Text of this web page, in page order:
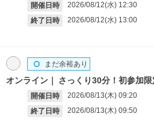
開催日時 2026/08/12(水) 12:30
終了日時
2026/08/12(水) 13:00
オンライン さっくり30分！初参加
開催日時 2026/08/13(木) 09:20
終了日時
2026/08/13(木) 09:50
まだ余裕あり